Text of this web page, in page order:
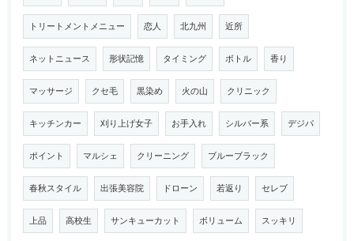
トリートメントメニュー 恋人 北九州 近所
ネットニュース 形状記憶 タイミング ボトル 香り
マッサージ クセ毛 黒染め 火の山 クリニック
キッチンカー 刈り上げ女子 お手入れ シルバー系 デジパ
ポイント マルシェ クリーニング ブルーブラック
春秋スタイル 出張美容院 ドローン 若返り セレブ
上品 高校生 サンキューカット ボリューム スッキリ